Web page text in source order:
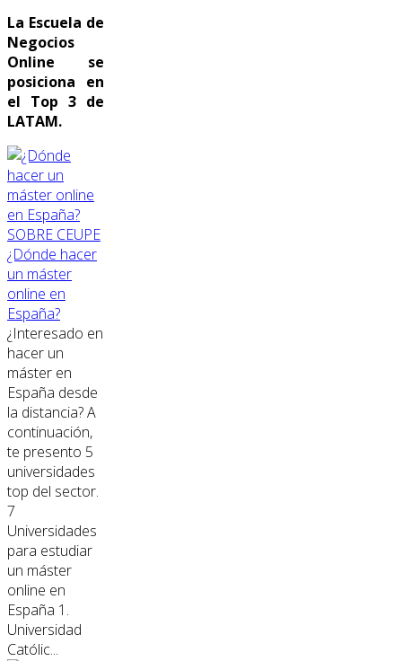
La Escuela de
Negocios
Online se
posiciona en
el Top 3 de
LATAM.
SOBRE CEUPE
¿Dónde hacer
un máster
online en
España?
¿Interesado en
hacer un
máster en
España desde
la distancia? A
continuación,
te presento 5
universidades
top del sector.
7
Universidades
para estudiar
un máster
online en
España 1.
Universidad
Católic...